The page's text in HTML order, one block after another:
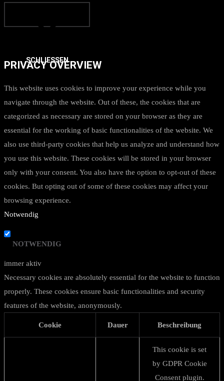
SCHLIESSEN
PRIVACY OVERVIEW
This website uses cookies to improve your experience while you
navigate through the website. Out of these, the cookies that are
categorized as necessary are stored on your browser as they are
essential for the working of basic functionalities of the website. We
also use third-party cookies that help us analyze and understand how
you use this website. These cookies will be stored in your browser
only with your consent. You also have the option to opt-out of these
cookies. But opting out of some of these cookies may affect your
browsing experience.
Notwendig
NOTWENDIG
immer aktiv
Necessary cookies are absolutely essential for the website to function
properly. These cookies ensure basic functionalities and security
features of the website, anonymously.
Cookie Dauer Beschreibung
This cookie is set
by GDPR Cookie
Consent plugin.